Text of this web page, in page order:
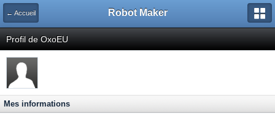
← Accueil Robot Maker
Profil de OxoEU
Mes informations